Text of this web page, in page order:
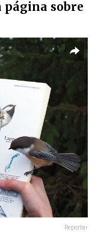
página sobre
Reportar